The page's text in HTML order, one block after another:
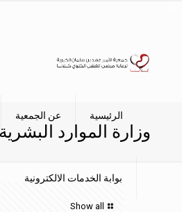
الرئيسية عن الجمعية
بوابة الخدمات الالكترونية
وزارة الموارد
Show all